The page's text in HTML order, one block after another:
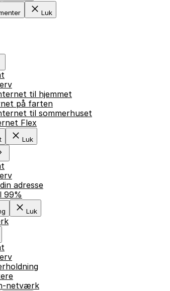
Luk
til hjemmet
på farten
til sommerhuset
Flex
Luk
adresse
99%
Luk
netværk